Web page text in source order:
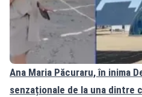
Ana Maria Păcuraru, în inima
senzaționale de la una dintre